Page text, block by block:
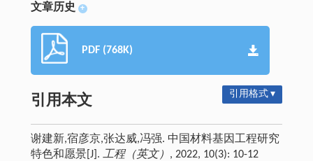
文章历史 +
PDF (768K)
引用本文 引用格式 ▾
谢建新,宿彦京,张达威,冯强. 中国材料基因工程研究
特色和愿景[J]. 工程（英文） , 2022, 10(3): 10-12